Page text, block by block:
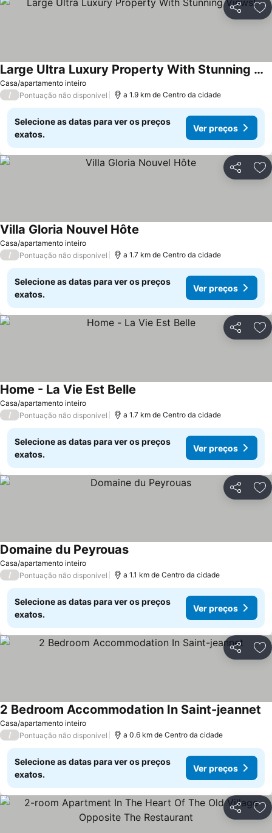
Partilhar
Casa/apartamento inteiro
Large Ultra Luxury Property With Stunning Views!
Ver preços
/ Pontuação não disponível a 1.9 km de Centro da cidade
Selecione as datas para ver os preços
exatos.
Ver preços
Partilhar
Casa/apartamento inteiro
Villa Gloria Nouvel Hôte
/ Pontuação não disponível a 1.7 km de Centro da cidade
Selecione as datas para ver os preços
exatos.
Ver preços
Partilhar
Casa/apartamento inteiro
Home - La Vie Est Belle
/ Pontuação não disponível a 1.7 km de Centro da cidade
Selecione as datas para ver os preços
exatos.
Ver preços
Partilhar
Casa/apartamento inteiro
Domaine du PeyrouasVer preços
/ Pontuação não disponível a 1.1 km de Centro da cidade
Selecione as datas para ver os preços
exatos.
Ver preços
Partilhar
Casa/apartamento inteiro
2 Bedroom Accommodation In Saint-jeannet
/ Pontuação não disponível a 0.6 km de Centro da cidade
Selecione as datas para ver os preços
exatos.
Ver preços
Partilhar